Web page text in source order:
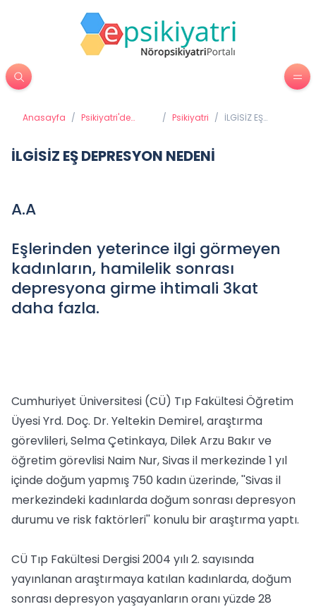
Anasayfa / Psikiyatri'de
/ Psikiyatri / İLGİSİZ EŞ
İLGİSİZ EŞ DEPRESYON NEDENİ
A.A
Eşlerinden yeterince ilgi görmeyen
kadınların, hamilelik sonrası
depresyona girme ihtimali 3kat
daha fazla.
Cumhuriyet Üniversitesi (CÜ) Tıp Fakültesi Öğretim
Üyesi Yrd. Doç. Dr. Yeltekin Demirel, araştırma
görevlileri, Selma Çetinkaya, Dilek Arzu Bakır ve
öğretim görevlisi Naim Nur, Sivas il merkezinde 1 yıl
içinde doğum yapmış 750 kadın üzerinde, ''Sivas il
merkezindeki kadınlarda doğum sonrası depresyon
durumu ve risk faktörleri'' konulu bir araştırma yaptı.
CÜ Tıp Fakültesi Dergisi 2004 yılı 2. sayısında
yayınlanan araştırmaya katılan kadınlarda, doğum
sonrası depresyon yaşayanların oranı yüzde 28